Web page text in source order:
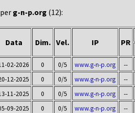
g-n-p.org (12):
Data Dim. Vel. IP PR
02-2026 0 0/5 www.g-n-p.org --
12-2025
0 0/5 www.g-n-p.org --
11-2025
0 0/5 www.g-n-p.org --
09-2025
0 0/5 www.g-n-p.org --